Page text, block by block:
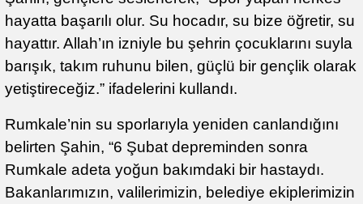
hayatta başarılı olur. Su hocadır, su bize öğretir, su
hayattır. Allah’ın izniyle bu şehrin çocuklarını suyla
barışık, takım ruhunu bilen, güçlü bir gençlik olarak
yetiştireceğiz.” ifadelerini kullandı.
Rumkale’nin su sporlarıyla yeniden canlandığını
belirten Şahin, “6 Şubat depreminden sonra
Rumkale adeta yoğun bakımdaki bir hastaydı.
Bakanlarımızın, valilerimizin, belediye ekiplerimizin